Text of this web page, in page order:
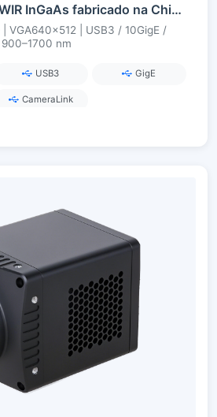
900–1700 nm | SWIR InGaAs fabricado na China | VGA 0,33 MP | USB3 / 10GigE / GigE / Camera Link | Refrigerado / Não Refrigerado | Câmera SWIR
VGA640×512 | USB3 / 10GigE /
nm
USB3 GigE
CameraLink